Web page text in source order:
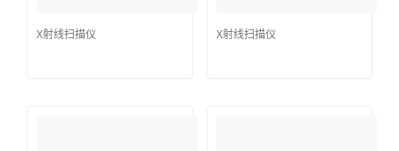
X射线扫描仪 X射线扫描仪